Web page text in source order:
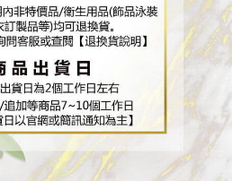
意申辦者引起之損失，本公司不負相關責
，將依據個別帳號之用戶狀況，依本公司即
仍有額度不足之情形，本公司將視審查結果
用他人資訊註冊。若發現惡意使用之情形，
止該用戶之使用額度並採取法律行動。